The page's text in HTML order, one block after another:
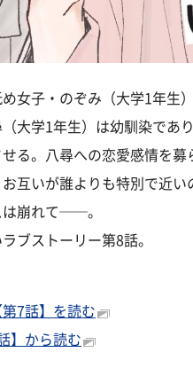
女子・のぞみ（大学1年生
大学1年生）は幼馴染であ
る。八尋への恋愛感情を
互いが誰よりも特別で近
は崩れて──。
ブストーリー第8話。
7話】を読む
】から読む